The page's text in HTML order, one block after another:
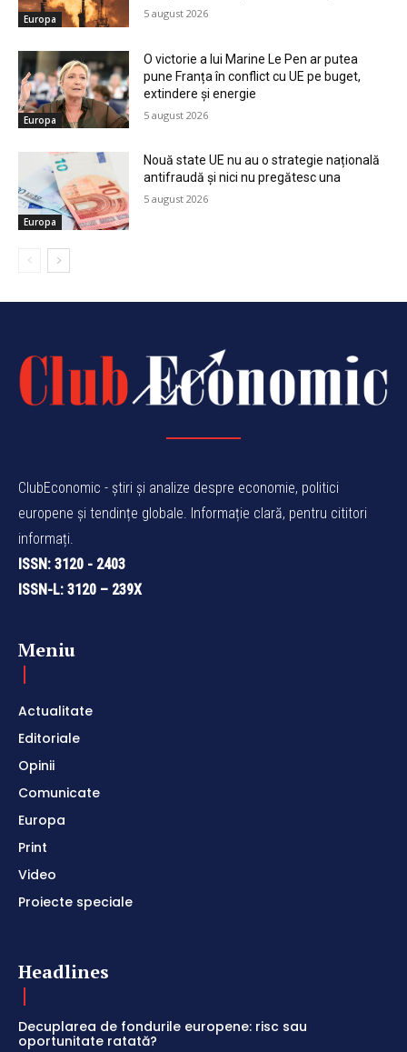
Europa 5 august 2026
Europa
O victorie a lui Marine Le Pen ar putea
pune Franța în conflict cu UE pe buget,
extindere și energie
5 august 2026
Europa
Nouă state UE nu au o strategie națională
antifraudă și nici nu pregătesc una
5 august 2026
ClubEconomic - știri și analize despre economie, politici
europene și tendințe globale. Informație clară, pentru cititori
informați.
ISSN: 3120 - 2403
ISSN-L: 3120 – 239X
Meniu
Actualitate
Editoriale
Opinii
Comunicate
Europa
Print
Video
Proiecte speciale
Headlines
Decuplarea de fondurile europene: risc sau
oportunitate ratată?